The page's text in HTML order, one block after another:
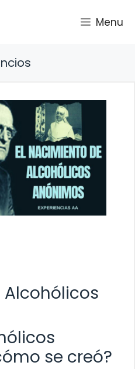
Menu
Alcohólicos
se creó?